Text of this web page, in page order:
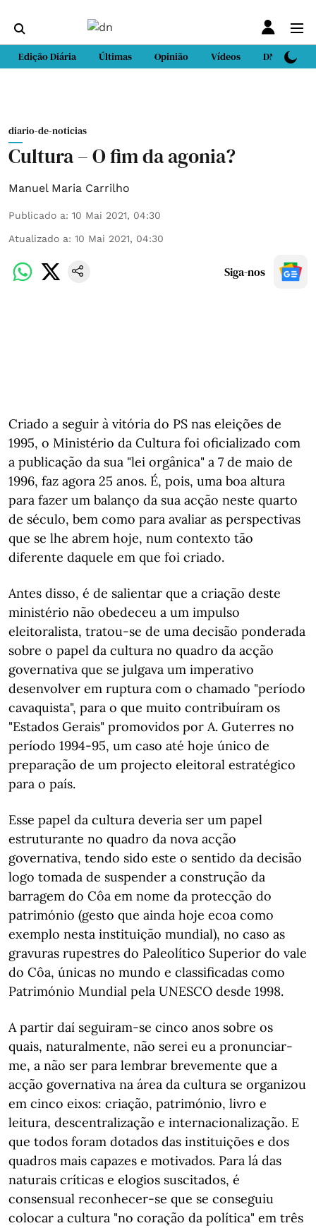
Edição Diária Últimas Opinião Vídeos DN Sport
diario-de-noticias
Cultura – O fim da agonia?
Manuel Maria Carrilho
Publicado a: 10 Mai 2021, 04:30
Atualizado a: 10 Mai 2021, 04:30
Siga-nos
Criado a seguir à vitória do PS nas eleições de
1995, o Ministério da Cultura foi oficializado com
a publicação da sua "lei orgânica" a 7 de maio de
1996, faz agora 25 anos. É, pois, uma boa altura
para fazer um balanço da sua acção neste quarto
de século, bem como para avaliar as perspectivas
que se lhe abrem hoje, num contexto tão
diferente daquele em que foi criado.
Antes disso, é de salientar que a criação deste
ministério não obedeceu a um impulso
eleitoralista, tratou-se de uma decisão ponderada
sobre o papel da cultura no quadro da acção
governativa que se julgava um imperativo
desenvolver em ruptura com o chamado "período
cavaquista", para o que muito contribuíram os
"Estados Gerais" promovidos por A. Guterres no
período 1994-95, um caso até hoje único de
preparação de um projecto eleitoral estratégico
para o país.
Esse papel da cultura deveria ser um papel
estruturante no quadro da nova acção
governativa, tendo sido este o sentido da decisão
logo tomada de suspender a construção da
barragem do Côa em nome da protecção do
património (gesto que ainda hoje ecoa como
exemplo nesta instituição mundial), no caso as
gravuras rupestres do Paleolítico Superior do vale
do Côa, únicas no mundo e classificadas como
Património Mundial pela UNESCO desde 1998.
A partir daí seguiram-se cinco anos sobre os
quais, naturalmente, não serei eu a pronunciar-
me, a não ser para lembrar brevemente que a
acção governativa na área da cultura se organizou
em cinco eixos: criação, património, livro e
leitura, descentralização e internacionalização. E
que todos foram dotados das instituições e dos
quadros mais capazes e motivados. Para lá das
naturais críticas e elogios suscitados, é
consensual reconhecer-se que se conseguiu
colocar a cultura "no coração da política" em três